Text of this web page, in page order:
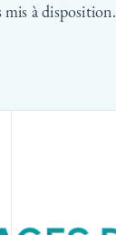
à disposition.